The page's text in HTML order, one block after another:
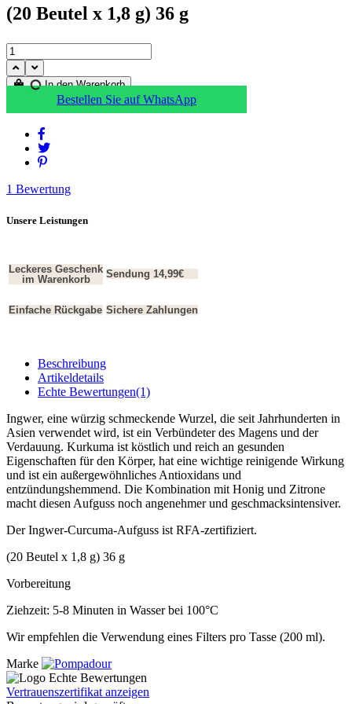
(20 Beutel x 1,8 g) 36 g
In den Warenkorb
Bestellen Sie auf WhatsApp
1 Bewertung
Unsere Leistungen
Leckeres Geschenk
im Warenkorb
Sendung 14,99€
Einfache Rückgabe Sichere Zahlungen
Beschreibung
Artikeldetails
Echte Bewertungen(1)
Ingwer, eine würzig schmeckende Wurzel, die seit Jahrhunderten in
Asien verwendet wird, ist ein Verbündeter des Magens und der
Verdauung. Kurkuma ist köstlich und reich an gesunden
Eigenschaften für den Körper, hat eine wichtige reinigende Wirkung
und ist ein außergewöhnliches Antioxidans und
entzündungshemmend. Die Kombination mit Honig und Zitrone
macht diesen Aufguss noch angenehmer und geschmacksintensiver.
Der Ingwer-Curcuma-Aufguss ist RFA-zertifiziert.
(20 Beutel x 1,8 g) 36 g
Vorbereitung
Ziehzeit: 5-8 Minuten in Wasser bei 100°C
Wir empfehlen die Verwendung eines Filters pro Tasse (200 ml).
Marke
Vertrauenszertifikat anzeigen